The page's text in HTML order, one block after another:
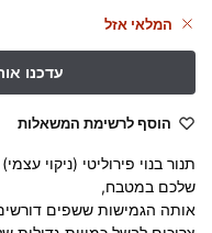
המלאי אזל
הוסף לרשימת המשאלות
תנור בנוי פירוליטי (ניקוי
שלכם במטבח,
אותה הגמישות ששפים